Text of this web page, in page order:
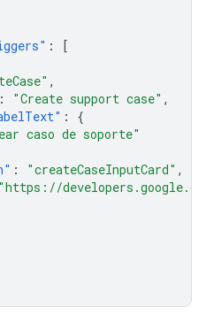
:
[
,
: "Create support case" ,
:
{
caso de soporte"
: "createCaseInputCard" ,
"https://